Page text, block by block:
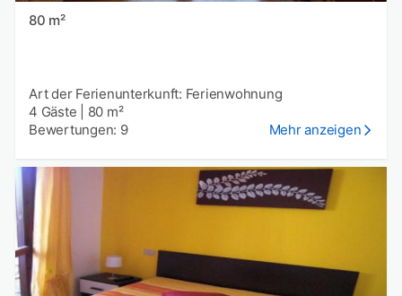
80 m²
Art der Ferienunterkunft: Ferienwohnung
4 Gäste
80 m²
Bewertungen: 9
Mehr anzeigen